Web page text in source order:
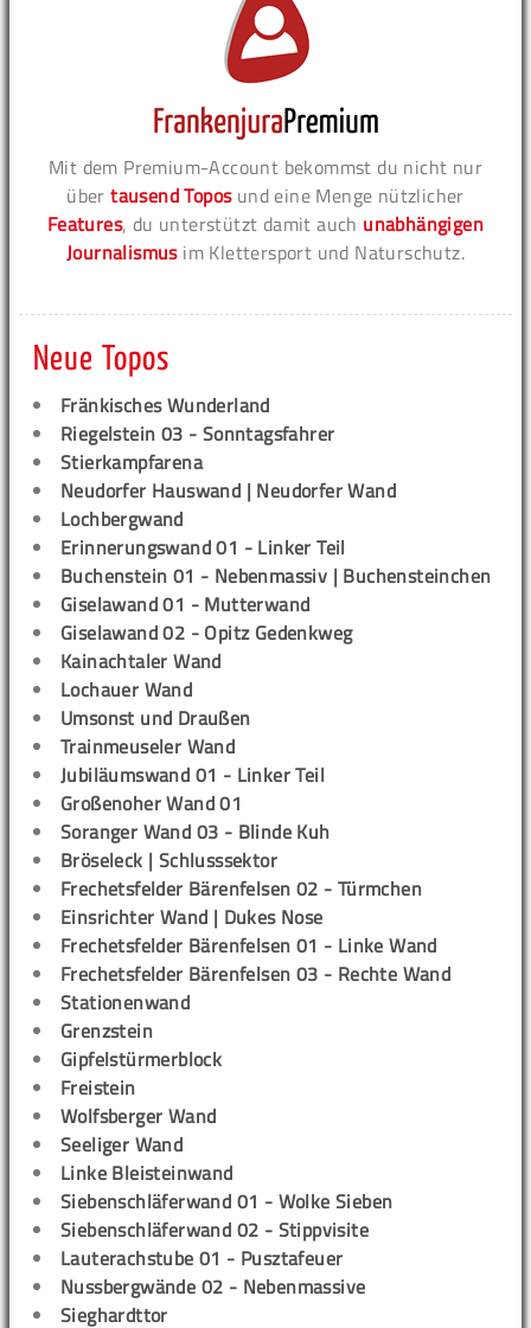
Mit dem Premium-Account bekommst du nicht nur
übertausend Toposund eine Menge nützlicher
Features, du unterstützt damit auch unabhängigen
Journalismusim Klettersport und Naturschutz.
Neue Topos
Fränkisches Wunderland
Riegelstein 03 - Sonntagsfahrer
Stierkampfarena
Neudorfer Hauswand | Neudorfer Wand
Lochbergwand
Erinnerungswand 01 - Linker Teil
Buchenstein 01 - Nebenmassiv | Buchensteinchen
Giselawand 01 - Mutterwand
Giselawand 02 - Opitz Gedenkweg
Kainachtaler Wand
Lochauer Wand
Umsonst und Draußen
Trainmeuseler Wand
Jubiläumswand 01 - Linker Teil
Großenoher Wand 01
Soranger Wand 03 - Blinde Kuh
Bröseleck | Schlusssektor
Frechetsfelder Bärenfelsen 02 - Türmchen
Einsrichter Wand | Dukes Nose
Frechetsfelder Bärenfelsen 01 - Linke Wand
Frechetsfelder Bärenfelsen 03 - Rechte Wand
Stationenwand
Grenzstein
Gipfelstürmerblock
Freistein
Wolfsberger Wand
Seeliger Wand
Linke Bleisteinwand
Siebenschläferwand 01 - Wolke Sieben
Siebenschläferwand 02 - Stippvisite
Lauterachstube 01 - Pusztafeuer
Nussbergwände 02 - Nebenmassive
Sieghardttor